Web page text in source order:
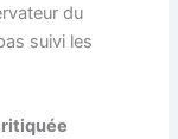
du
suivi les